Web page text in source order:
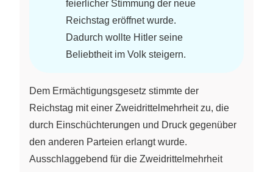
feierlicher Stimmung der neue
Reichstag eröffnet wurde.
Dadurch wollte Hitler seine
Beliebtheit im Volk steigern.
Dem Ermächtigungsgesetz stimmte der
Reichstag mit einer Zweidrittelmehrheit zu, die
durch Einschüchterungen und Druck gegenüber
den anderen Parteien erlangt wurde.
Ausschlaggebend für die Zweidrittelmehrheit